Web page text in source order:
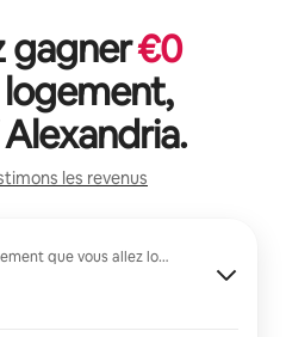
gagner€0
.
les revenus
que vous allez louer ?